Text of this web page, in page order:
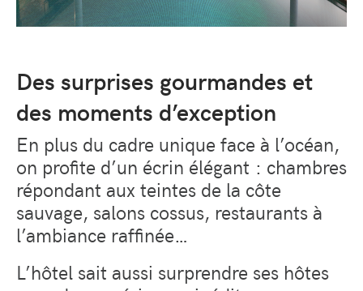
Des surprises gourmandes et
des moments d’exception
En plus du cadre unique face à l’océan,
on profite d’un écrin élégant : chambres
répondant aux teintes de la côte
sauvage, salons cossus, restaurants à
l’ambiance raffinée…
L’hôtel sait aussi surprendre ses hôtes